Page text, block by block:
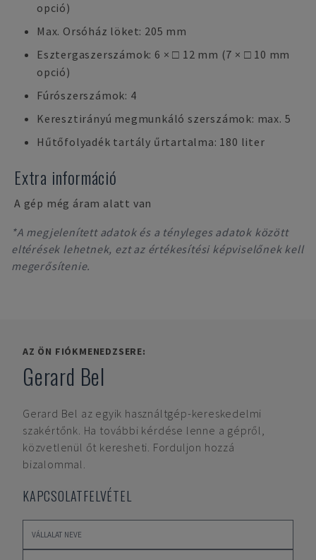
opció)
Max. Orsóház löket: 205 mm
Esztergaszerszámok: 6 × □ 12 mm (7 × □ 10 mm
opció)
Fúrószerszámok: 4
Keresztirányú megmunkáló szerszámok: max. 5
Hűtőfolyadék tartály űrtartalma: 180 liter
Extra információ
A gép még áram alatt van
*A megjelenített adatok és a tényleges adatok között
eltérések lehetnek, ezt az értékesítési képviselőnek kell
megerősítenie.
AZ ÖN FIÓKMENEDZSERE:
Gerard Bel
Gerard Bel az egyik használtgép-kereskedelmi
szakértőnk. Ha további kérdése lenne a gépről,
közvetlenül őt keresheti. Forduljon hozzá
bizalommal.
KAPCSOLATFELVÉTEL